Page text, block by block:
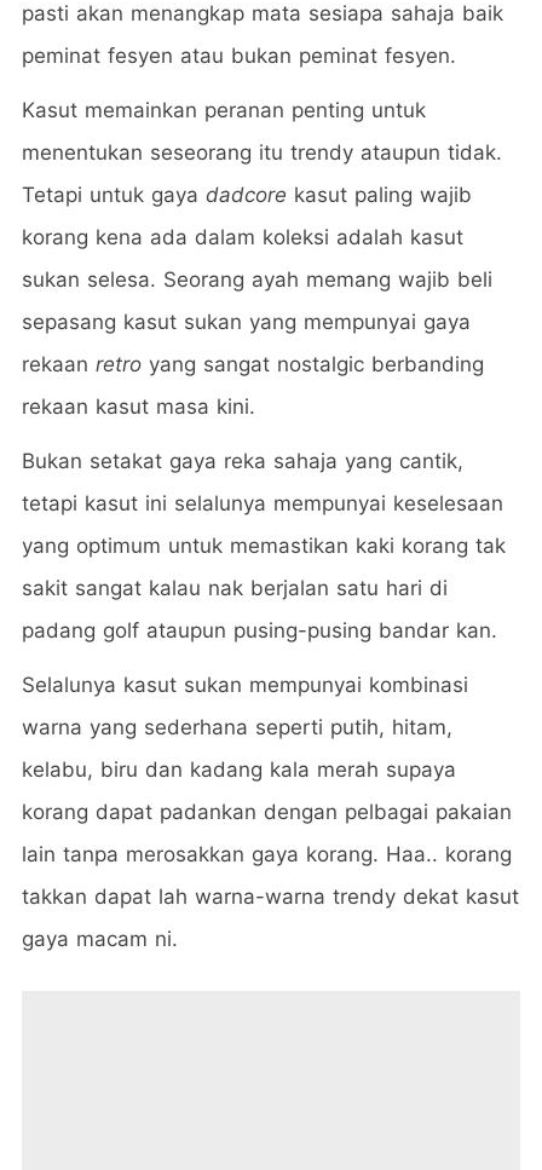
pasti akan menangkap mata sesiapa sahaja baik
peminat fesyen atau bukan peminat fesyen.
Kasut memainkan peranan penting untuk
menentukan seseorang itu trendy ataupun tidak.
Tetapi untuk gaya dadcore kasut paling wajib
korang kena ada dalam koleksi adalah kasut
sukan selesa. Seorang ayah memang wajib beli
sepasang kasut sukan yang mempunyai gaya
rekaan retro yang sangat nostalgic berbanding
rekaan kasut masa kini.
Bukan setakat gaya reka sahaja yang cantik,
tetapi kasut ini selalunya mempunyai keselesaan
yang optimum untuk memastikan kaki korang tak
sakit sangat kalau nak berjalan satu hari di
padang golf ataupun pusing-pusing bandar kan.
Selalunya kasut sukan mempunyai kombinasi
warna yang sederhana seperti putih, hitam,
kelabu, biru dan kadang kala merah supaya
korang dapat padankan dengan pelbagai pakaian
lain tanpa merosakkan gaya korang. Haa.. korang
takkan dapat lah warna-warna trendy dekat kasut
gaya macam ni.